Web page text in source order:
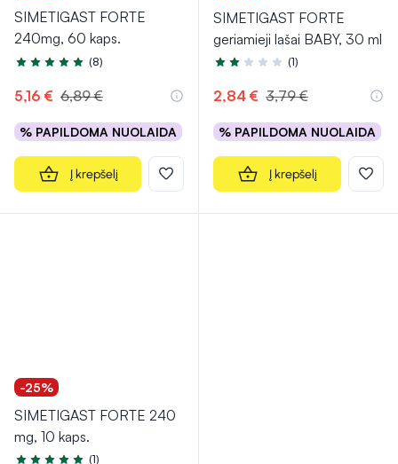
SIMETIGAST FORTE
240mg, 60 kaps.
Įvertinimas 5.0 iš 5
(8)
5,16 € 6,89 €
% PAPILDOMA NUOLAIDA
Į krepšelį
SIMETIGAST FORTE
geriamieji lašai BABY, 30 ml
Įvertinimas 2.0 iš 5
(1)
2,84 € 3,79 €
% PAPILDOMA NUOLAIDA
Į krepšelį
-25%
SIMETIGAST FORTE 240
mg, 10 kaps.
(1)